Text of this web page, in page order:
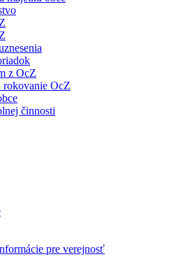
z OcZ
rokovanie OcZ
činnosti
pre verejnosť